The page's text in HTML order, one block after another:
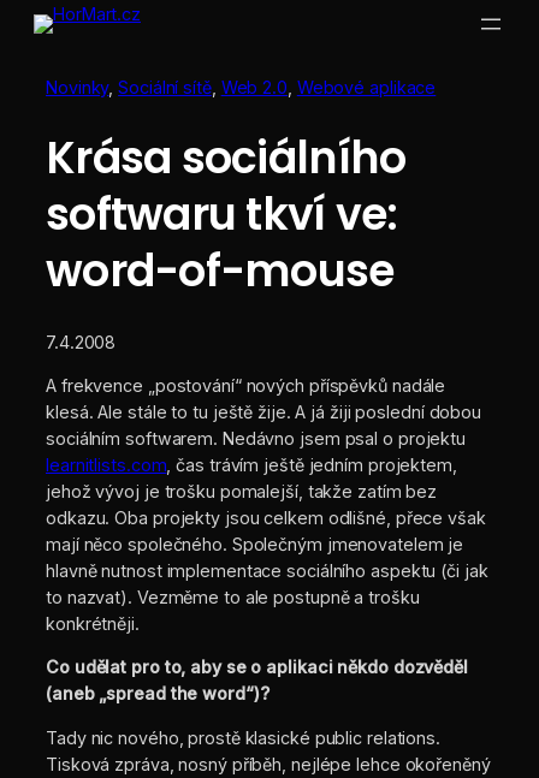
Přeskočit
Novinky, Sociální sítě, Web 2.0 Webové aplikace
Krása sociálního
softwaru tkví ve:
word-of-mouse
7.4.2008
A frekvence „postování“ nových příspěvků nadále
klesá. Ale stále to tu ještě žije. A já žiji poslední dobou
sociálním softwarem. Nedávno jsem psal o projektu
learnitlists.com , čas trávím ještě jedním projektem,
jehož vývoj je trošku pomalejší, takže zatím bez
odkazu. Oba projekty jsou celkem odlišné, přece však
mají něco společného. Společným jmenovatelem je
hlavně nutnost implementace sociálního aspektu (či jak
to nazvat). Vezměme to ale postupně a trošku
konkrétněji.
Co udělat pro to, aby se o aplikaci někdo dozvěděl
(aneb „spread the word“)?
Tady nic nového, prostě klasické public relations.
Tisková zpráva, nosný příběh, nejlépe lehce okořeněný